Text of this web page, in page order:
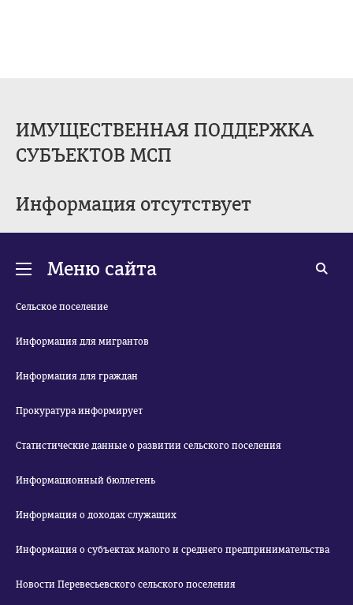
ИМУЩЕСТВЕННАЯ ПОДДЕРЖКА
СУБЪЕКТОВ МСП
Информация отсутствует
Меню сайта
Сельское поселение
Информация для мигрантов
Информация для граждан
Прокуратура информирует
Статистические данные о развитии сельского поселения
Информационный бюллетень
Информация о доходах служащих
Информация о субъектах малого и среднего предпринимательства
Новости Перевесьевского сельского поселения